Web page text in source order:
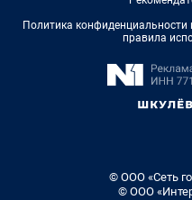
Политика
правила
© ООО «Сеть
© ООО